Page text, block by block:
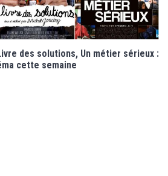
des solutions, Un métier sérieux :
cette semaine